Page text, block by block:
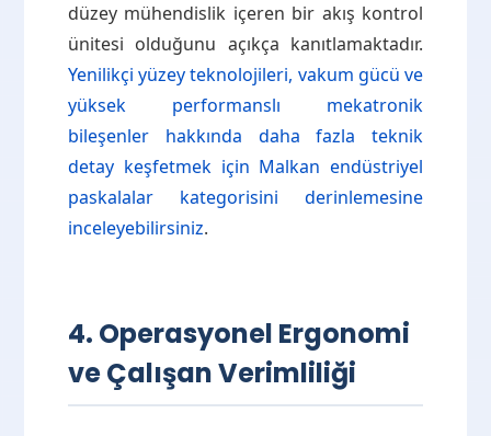
düzey mühendislik içeren bir akış kontrol
ünitesi olduğunu açıkça kanıtlamaktadır.
Yenilikçi yüzey teknolojileri, vakum gücü ve
yüksek performanslı mekatronik
bileşenler hakkında daha fazla teknik
detay keşfetmek için Malkan endüstriyel
paskalalar kategorisini derinlemesine
inceleyebilirsiniz.
4. Operasyonel Ergonomi
ve Çalışan Verimliliği